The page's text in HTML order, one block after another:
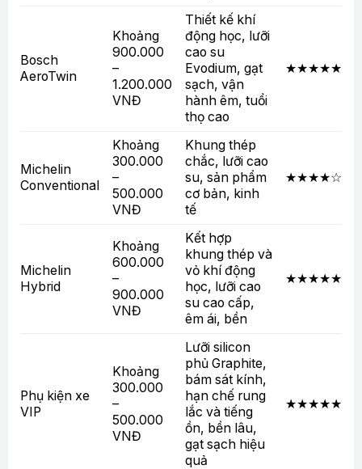
Bosch
AeroTwin
Khoảng
900.000
–
1.200.000
VNĐ
Thiết kế khí
động học, lưỡi
cao su
Evodium, gạt
sạch, vận
hành êm, tuổi
thọ cao
★★★★★
Michelin
Conventional
Khoảng
300.000
–
500.000
VNĐ
Khung thép
chắc, lưỡi cao
su, sản phẩm
cơ bản, kinh
tế
★★★★☆
Michelin
Hybrid
Khoảng
600.000
–
900.000
VNĐ
Kết hợp
khung thép và
vỏ khí động
học, lưỡi cao
su cao cấp,
êm ái, bền
★★★★★
Phụ kiện xe
VIP
Khoảng
300.000
–
500.000
VNĐ
Lưỡi silicon
phủ Graphite,
bám sát kính,
hạn chế rung
lắc và tiếng
ồn, bền lâu,
gạt sạch hiệu
quả
★★★★★